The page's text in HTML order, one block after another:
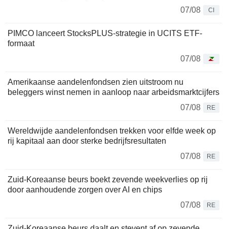
07/08
CI
PIMCO lanceert StocksPLUS-strategie in UCITS ETF-
formaat
07/08
Amerikaanse aandelenfondsen zien uitstroom nu
beleggers winst nemen in aanloop naar arbeidsmarktcijfers
07/08
RE
Wereldwijde aandelenfondsen trekken voor elfde week op
rij kapitaal aan door sterke bedrijfsresultaten
07/08
RE
Zuid-Koreaanse beurs boekt zevende weekverlies op rij
door aanhoudende zorgen over AI en chips
07/08
RE